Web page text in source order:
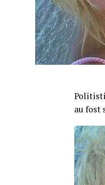
au fost